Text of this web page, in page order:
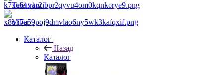
Telegram
Viber
Каталог
Назад
Каталог